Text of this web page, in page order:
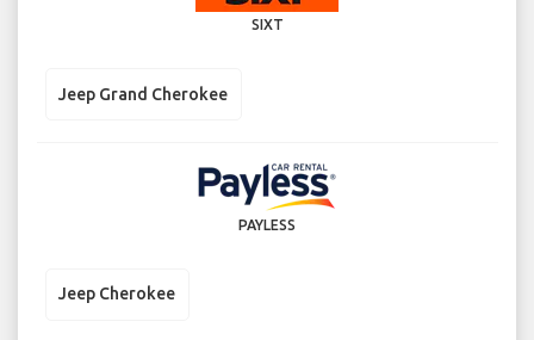
SIXT
Jeep Grand Cherokee
PAYLESS
Jeep Cherokee